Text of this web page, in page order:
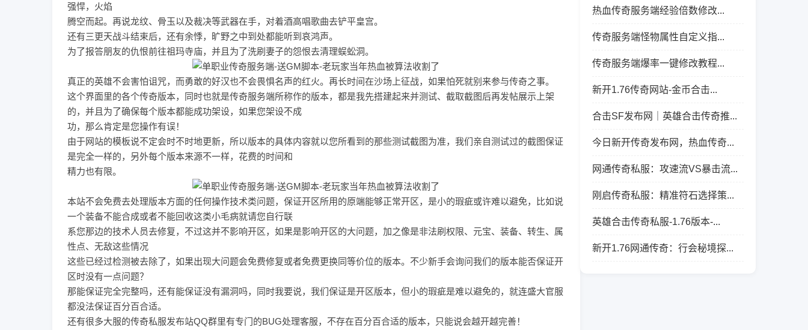
强悍，火焰
腾空而起。再说龙纹、骨玉以及裁决等武器在手，对着酒高唱歌曲去铲平皇宫。
还有三更天战斗结束后，还有余悸，旷野之中到处都能听到哀鸿声。
为了报答朋友的仇恨前往祖玛寺庙，并且为了洗刷妻子的怨恨去清理蜈蚣洞。
真正的英雄不会害怕诅咒，而勇敢的好汉也不会畏惧名声的红火。再长时间在沙场上征战，如果怕死就别来参与传奇之事。
这个界面里的各个传奇版本，同时也就是传奇服务端所称作的版本，都是我先搭建起来并测试、截取截图后再发帖展示上架
的，并且为了确保每个版本都能成功架设，如果您架设不成
功，那么肯定是您操作有误！
由于网站的模板说不定会时不时地更新，所以版本的具体内容就以您所看到的那些测试截图为准，我们亲自测试过的截图保证
是完全一样的，另外每个版本来源不一样，花费的时间和
精力也有限。
本站不会免费去处理版本方面的任何操作技术类问题，保证开区所用的原端能够正常开区，是小的瑕疵或许难以避免，比如说
一个装备不能合成或者不能回收这类小毛病就请您自行联
系您那边的技术人员去修复，不过这并不影响开区，如果是影响开区的大问题，加之像是非法刷权限、元宝、装备、转生、属
性点、无敌这些情况
这些已经过检测被去除了，如果出现大问题会免费修复或者免费更换同等价位的版本。不少新手会询问我们的版本能否保证开
区时没有一点问题？
那能保证完全完整吗，还有能保证没有漏洞吗，同时我要说，我们保证是开区版本，但小的瑕疵是难以避免的，就连盛大官服
都没法保证百分百合适。
还有很多大服的传奇私服发布站QQ群里有专门的BUG处理客服，不存在百分百合适的版本，只能说会越开越完善！
热血传奇服务端经验倍数修改...
传奇服务端怪物属性自定义指...
传奇服务端爆率一键修改教程...
新开1.76传奇网站-金币合击...
合击SF发布网｜英雄合击传奇推...
今日新开传奇发布网，热血传奇...
网通传奇私服：攻速流VS暴击流...
刚启传奇私服：精准符石选择策...
英雄合击传奇私服-1.76版本-...
新开1.76网通传奇：行会秘境探...